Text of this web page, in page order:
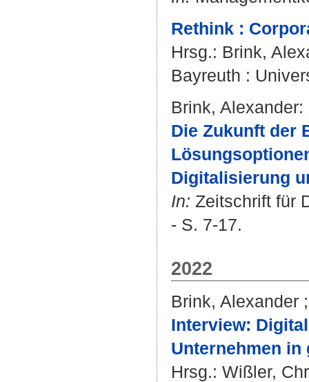
Rethink :
Hrsg.: Brink,
Bayreuth :
Brink, Alexander:
Die Zukunft der
Digitalisierung
In: Zeitschrift für
- S. 7-17.
2022
Brink, Alexander
Interview:
Unternehmen in
Hrsg.: Wißler,